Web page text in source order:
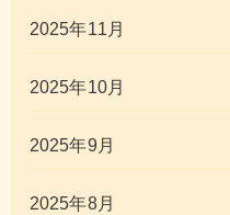
2025年11月
2025年10月
2025年9月
2025年8月